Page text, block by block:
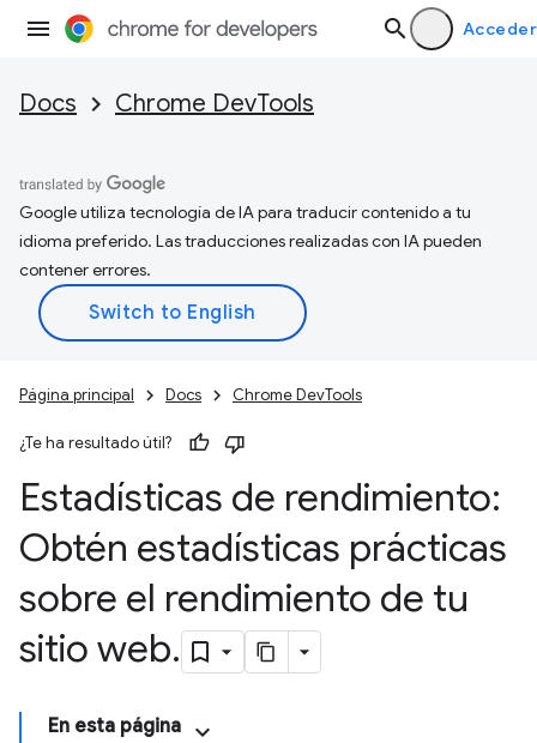
Acceder
Docs Chrome DevTools
Google utiliza tecnología de IA para traducir contenido a tu
idioma preferido. Las traducciones realizadas con IA pueden
contener errores.
Página principal Docs Chrome DevTools
¿Te ha resultado útil?
Estadísticas de rendimiento:
Obtén estadísticas prácticas
sobre el rendimiento de tu
sitio web.
En esta página